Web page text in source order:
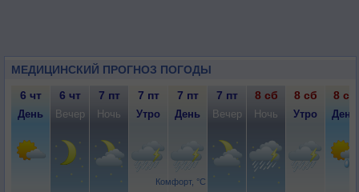
МЕДИЦИНСКИЙ ПРОГНОЗ ПОГОДЫ
Комфорт, °C
6 чт 6 чт 7 пт 7 пт 7 пт 7 пт 8 сб 8 сб 8 сб
День Вечер Ночь Утро День Вечер Ночь Утро День